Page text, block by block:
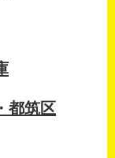
都筑区